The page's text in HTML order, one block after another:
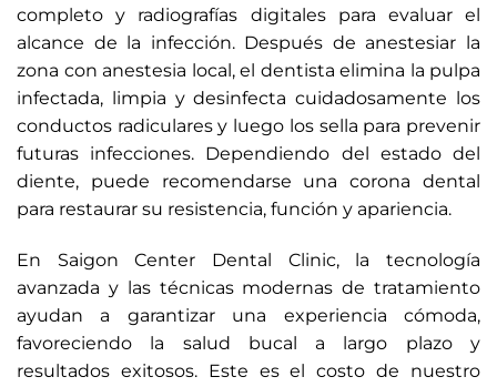
completo y radiografías digitales para evaluar el
alcance de la infección. Después de anestesiar la
zona con anestesia local, el dentista elimina la pulpa
infectada, limpia y desinfecta cuidadosamente los
conductos radiculares y luego los sella para prevenir
futuras infecciones. Dependiendo del estado del
diente, puede recomendarse una corona dental
para restaurar su resistencia, función y apariencia.
En Saigon Center Dental Clinic, la tecnología
avanzada y las técnicas modernas de tratamiento
ayudan a garantizar una experiencia cómoda,
favoreciendo la salud bucal a largo plazo y
resultados exitosos. Este es el costo de nuestro